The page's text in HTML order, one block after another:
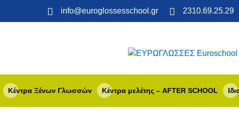
info@euroglossesschool.gr 2310.69.25.29
Κέντρα Ξένων Γλωσσών Κέντρα μελέτης – AFTER SCHOOL